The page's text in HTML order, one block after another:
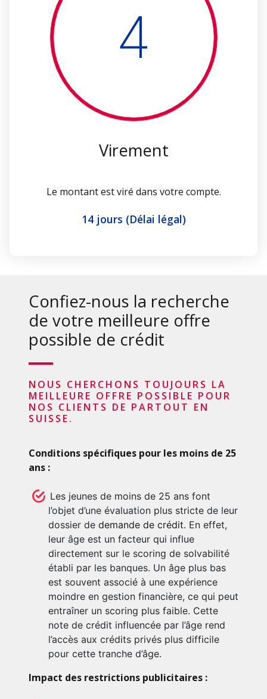
4
Virement
Le montant est viré dans votre compte.
14 jours (Délai légal)
Confiez-nous la recherche
de votre meilleure offre
possible de crédit
NOUS CHERCHONS TOUJOURS LA
MEILLEURE OFFRE POSSIBLE POUR
NOS CLIENTS DE PARTOUT EN
SUISSE.
Conditions spécifiques pour les moins de 25
ans :
Les jeunes de moins de 25 ans font
l’objet d’une évaluation plus stricte de leur
dossier de demande de crédit. En effet,
leur âge est un facteur qui influe
directement sur le scoring de solvabilité
établi par les banques. Un âge plus bas
est souvent associé à une expérience
moindre en gestion financière, ce qui peut
entraîner un scoring plus faible. Cette
note de crédit influencée par l’âge rend
l’accès aux crédits privés plus difficile
pour cette tranche d’âge.
Impact des restrictions publicitaires :